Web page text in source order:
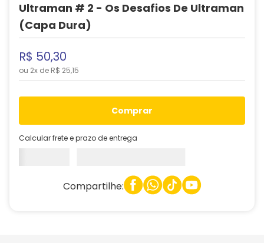
Ultraman # 2 - Os Desafios De Ultraman
(Capa Dura)
R$ 50,30
ou 2x de R$ 25,15
comprar
Calcular frete e prazo de entrega
Compartilhe: